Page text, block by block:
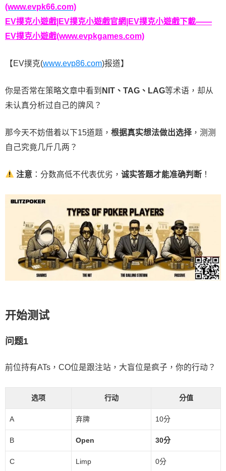
(www.evpk66.com)
EV撲克小遊戲|EV撲克小遊戲官網|EV撲克小遊戲下載——
EV撲克小遊戲(www.evpkgames.com)
【EV撲克(www.evp86.com)报道】
你是否常在策略文章中看到 NIT、TAG、LAG等术语，却从
未认真分析过自己的牌风？
那今天不妨借着以下15道题， 根据真实想法做出选择 ，测测
自己究竟几斤几两？
注意：分数高低不代表优劣， 诚实答题才能准确判断！
开始测试
问题1
前位持有ATs，CO位是跟注站，大盲位是疯子，你的行动？
选项 行动 分值
A 弃牌 10分
B Open 30分
C Limp 0分